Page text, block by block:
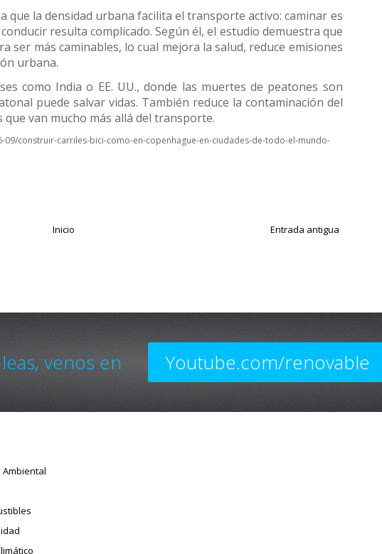
que la densidad urbana facilita el transporte activo: caminar es
resulta complicado. Según él, el estudio demuestra que
ser más caminables, lo cual mejora la salud, reduce emisiones
urbana.
como India o EE. UU., donde las muertes de peatones son
puede salvar vidas. También reduce la contaminación del
van mucho más allá del transporte.
construir-carriles-bici-como-en-copenhague-en-ciudades-de-todo-el-mundo-
Entrada antigua
Inicio
venos en Youtube.com/renovable
Ambiental